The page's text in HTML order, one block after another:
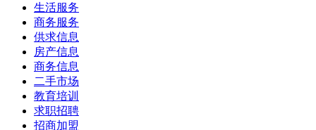
生活服务
商务服务
供求信息
房产信息
商务信息
二手市场
教育培训
求职招聘
招商加盟